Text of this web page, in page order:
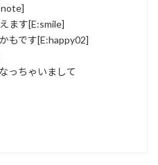
ます[E:smile]
もです[E:happy02]
っちゃいまして